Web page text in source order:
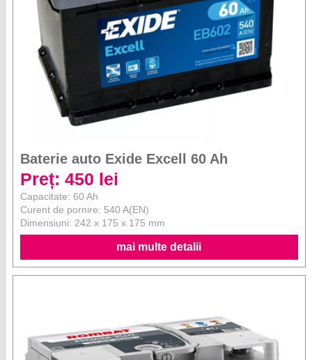
Baterie auto Exide Excell 60 Ah
Preț: 450 lei
Capacitate: 60 Ah
Curent de pornire: 540 A(EN)
Dimensiuni: 242 x 175 x 175 mm
mai multe detalii